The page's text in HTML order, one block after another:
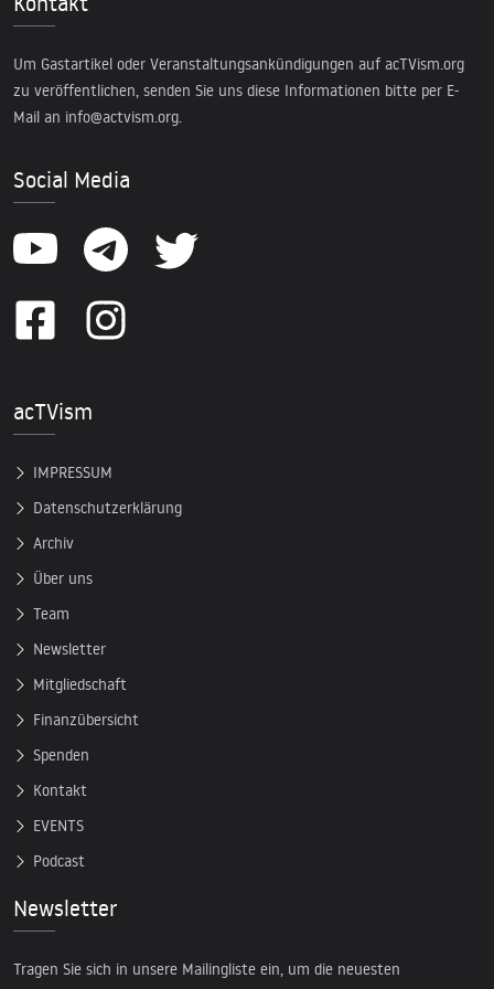
Um Gastartikel oder Veranstaltungsankündigungen auf acTVism.org
zu veröffentlichen, senden Sie uns diese Informationen bitte per E-
Mail an info@actvism.org.
Social Media
acTVism
IMPRESSUM
Datenschutzerklärung
Archiv
Über uns
Team
Newsletter
Mitgliedschaft
Finanzübersicht
Spenden
Kontakt
EVENTS
Podcast
Newsletter
Tragen Sie sich in unsere Mailingliste ein, um die neuesten